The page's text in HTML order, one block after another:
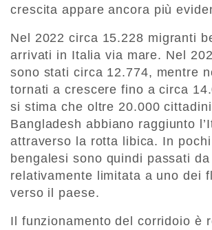
crescita appare ancora più
Nel 2022 circa 15.228 migranti
arrivati in Italia via mare. Nel
sono stati circa 12.774, mentre
tornati a crescere fino a circa
si stima che oltre 20.000
Bangladesh abbiano raggiunto
attraverso la rotta libica. In
bengalesi sono quindi passati
relativamente limitata a uno dei
verso il paese.
Il funzionamento del corridoio è